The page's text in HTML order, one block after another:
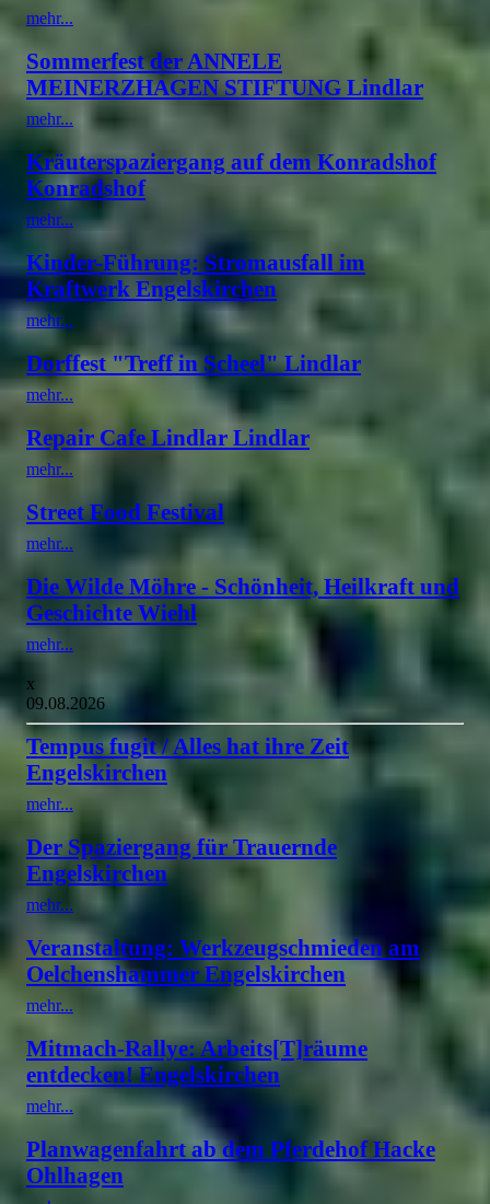
mehr...
Sommerfest der ANNELE
MEINERZHAGEN STIFTUNG Lindlar
mehr...
Kräuterspaziergang auf dem Konradshof
Konradshof
mehr...
Kinder-Führung: Stromausfall im
Kraftwerk Engelskirchen
mehr...
Dorffest "Treff in Scheel" Lindlar
mehr...
Repair Cafe Lindlar Lindlar
mehr...
Street Food Festival
mehr...
Die Wilde Möhre - Schönheit, Heilkraft und
Geschichte Wiehl
mehr...
x
09.08.2026
Tempus fugit / Alles hat ihre Zeit
Engelskirchen
mehr...
Der Spaziergang für Trauernde
Engelskirchen
mehr...
Veranstaltung: Werkzeugschmieden am
Oelchenshammer Engelskirchen
mehr...
Mitmach-Rallye: Arbeits[T]räume
entdecken! Engelskirchen
mehr...
Planwagenfahrt ab dem Pferdehof Hacke
Ohlhagen